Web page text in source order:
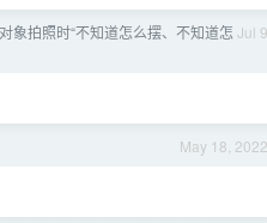
Jul 9
象拍照时“不知道怎么摆、不知道怎
May 18, 2022